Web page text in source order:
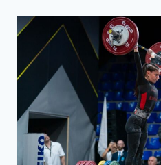
SUB-
23
DE
HALTEROFILIA